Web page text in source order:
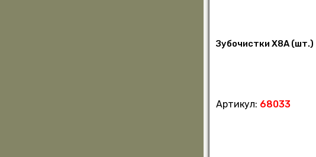
Зубочистки Х8А (шт.)
Артикул: 68033